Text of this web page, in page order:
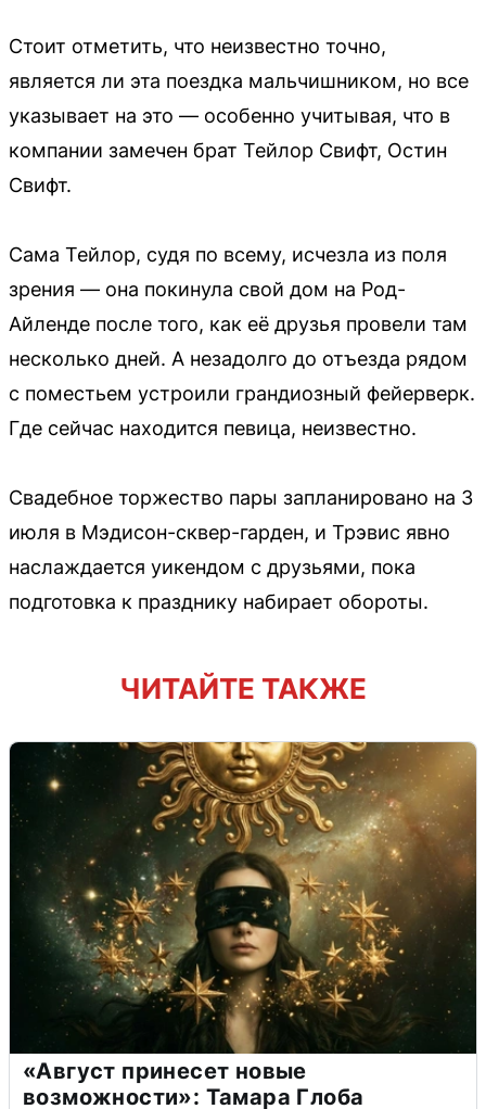
Стоит отметить, что неизвестно точно,
является ли эта поездка мальчишником, но все
указывает на это — особенно учитывая, что в
компании замечен брат Тейлор Свифт, Остин
Свифт.
Сама Тейлор, судя по всему, исчезла из поля
зрения — она покинула свой дом на Род-
Айленде после того, как её друзья провели там
несколько дней. А незадолго до отъезда рядом
с поместьем устроили грандиозный фейерверк.
Где сейчас находится певица, неизвестно.
Свадебное торжество пары запланировано на 3
июля в Мэдисон-сквер-гарден, и Трэвис явно
наслаждается уикендом с друзьями, пока
подготовка к празднику набирает обороты.
ЧИТАЙТЕ ТАКЖЕ
«Август принесет новые
возможности»: Тамара Глоба